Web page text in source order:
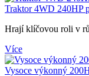
Traktor 4WD 240HP
Hrají klíčovou roli v
Více
Vysoce výkonný